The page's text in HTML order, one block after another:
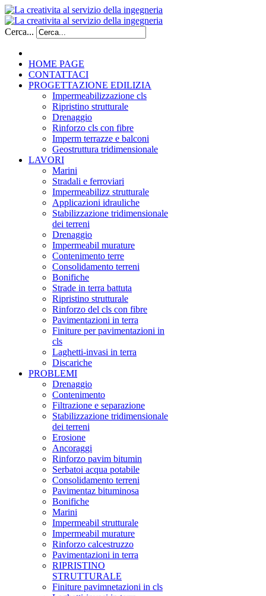
Cerca...
HOME PAGE
CONTATTACI
PROGETTAZIONE EDILIZIA
Impermeabilizzazione cls
Ripristino strutturale
Drenaggio
Rinforzo cls con fibre
Imperm terrazze e balconi
Geostruttura tridimensionale
LAVORI
Marini
Stradali e ferroviari
Impermeabilizz strutturale
Applicazioni idrauliche
Stabilizzazione tridimensionale
dei terreni
Drenaggio
Impermeabil murature
Contenimento terre
Consolidamento terreni
Bonifiche
Strade in terra battuta
Ripristino strutturale
Rinforzo del cls con fibre
Pavimentazioni in terra
Finiture per pavimentazioni in
cls
Laghetti-invasi in terra
Discariche
PROBLEMI
Drenaggio
Contenimento
Filtrazione e separazione
Stabilizzazione tridimensionale
dei terreni
Erosione
Ancoraggi
Rinforzo pavim bitumin
Serbatoi acqua potabile
Consolidamento terreni
Pavimentaz bituminosa
Bonifiche
Marini
Impermeabil strutturale
Impermeabil murature
Rinforzo calcestruzzo
Pavimentazioni in terra
RIPRISTINO
STRUTTURALE
Finiture pavimnetazioni in cls